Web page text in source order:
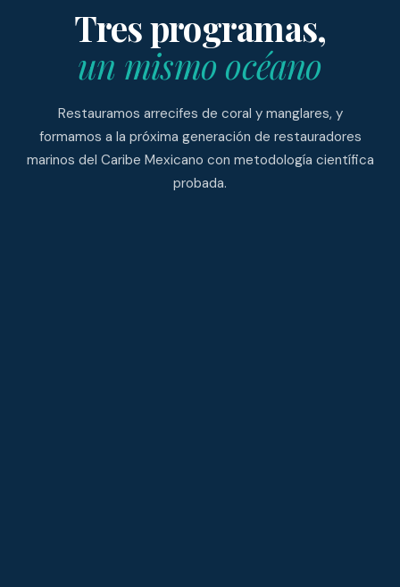
Tres programas,
un mismo océano
Restauramos arrecifes de coral y manglares, y
formamos a la próxima generación de restauradores
marinos del Caribe Mexicano con metodología científica
probada.